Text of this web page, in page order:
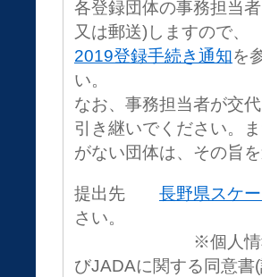
各登録団体の事務担当
又は郵送)しますので、
2019登録手続き通知を
い。
なお、事務担当者が交
引き継いでください。
がない団体は、その旨
提出先 長野県スケ
さい。
※個人情報に関す
びJADAに関する同意書